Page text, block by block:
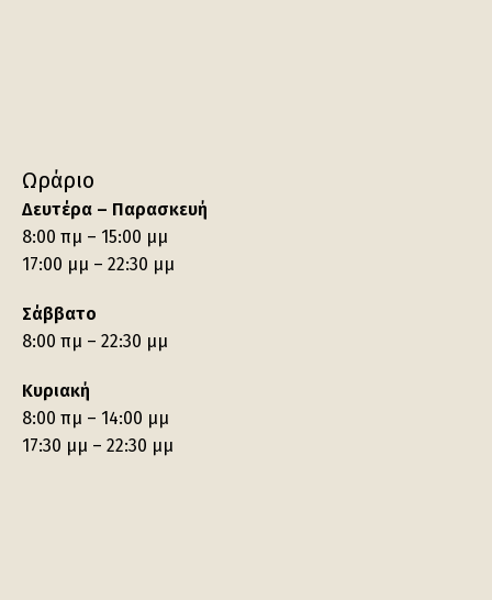
Ωράριο
Δευτέρα – Παρασκευή
8:00 πμ – 15:00 μμ
17:00 μμ – 22:30 μμ
Σάββατο
8:00 πμ – 22:30 μμ
Κυριακή
8:00 πμ – 14:00 μμ
17:30 μμ – 22:30 μμ